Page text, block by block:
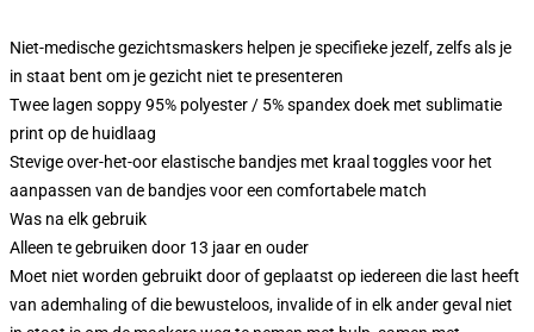
Niet-medische gezichtsmaskers helpen je specifieke jezelf, zelfs als je
in staat bent om je gezicht niet te presenteren
Twee lagen soppy 95% polyester / 5% spandex doek met sublimatie
print op de huidlaag
Stevige over-het-oor elastische bandjes met kraal toggles voor het
aanpassen van de bandjes voor een comfortabele match
Was na elk gebruik
Alleen te gebruiken door 13 jaar en ouder
Moet niet worden gebruikt door of geplaatst op iedereen die last heeft
van ademhaling of die bewusteloos, invalide of in elk ander geval niet